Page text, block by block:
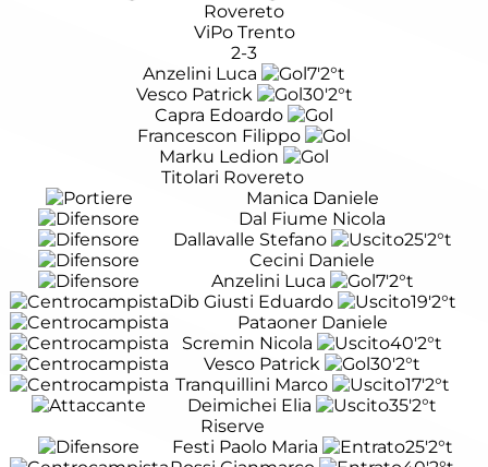
Rovereto
ViPo Trento
2-3
Anzelini Luca
7'2°t
Vesco Patrick
30'2°t
Capra Edoardo
Francescon Filippo
Marku Ledion
Titolari Rovereto
Manica Daniele
Dal Fiume Nicola
Dallavalle Stefano
25'2°t
Cecini Daniele
Anzelini Luca
7'2°t
Dib Giusti Eduardo
19'2°t
Pataoner Daniele
Scremin Nicola
40'2°t
Vesco Patrick
30'2°t
Tranquillini Marco
17'2°t
Deimichei Elia
35'2°t
Riserve
Festi Paolo Maria
25'2°t